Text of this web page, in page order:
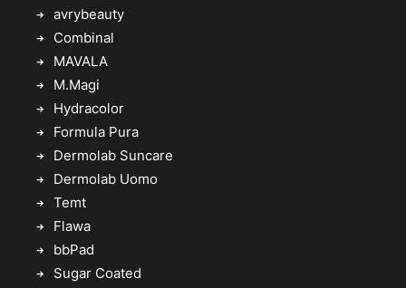
avrybeauty
Combinal
MAVALA
M.Magi
Hydracolor
Formula Pura
Dermolab Suncare
Dermolab Uomo
Temt
Flawa
bbPad
Sugar Coated